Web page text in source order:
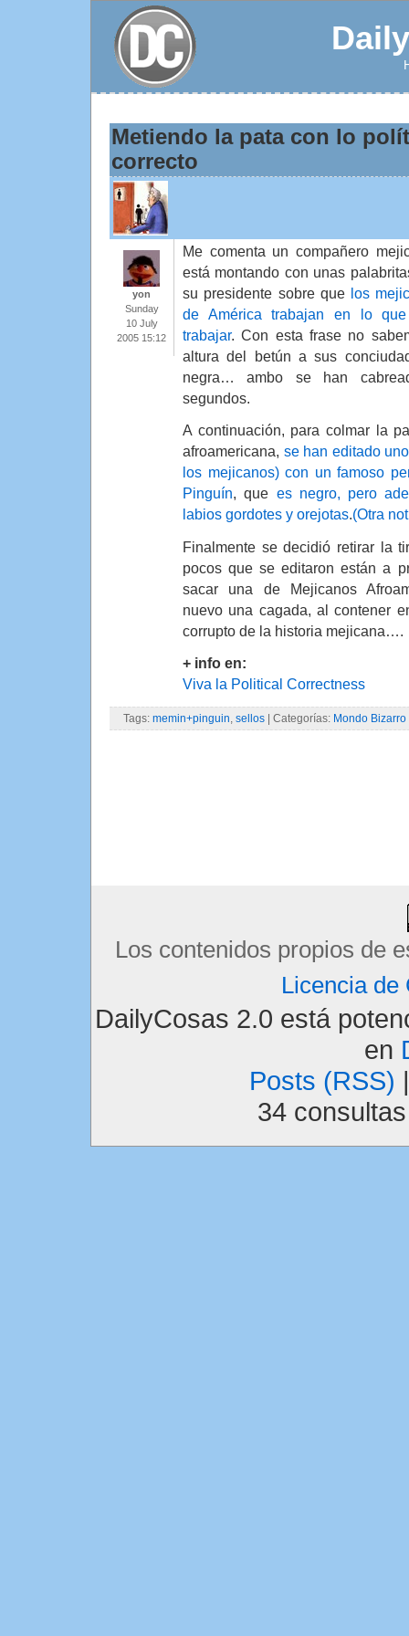
Metiendo la pata con lo
correcto
yon
Sunday
10 July
2005 15:12
Me comenta un compañero
está montando con unas
su presidente sobre que los
de América trabajan en lo
trabajar. Con esta frase no
altura del betún a sus
negra… ambo se han
segundos.
A continuación, para colmar la
afroamericana, se han editado
los mejicanos) con un famoso
Pinguín, que es negro, pero
labios gordotes y orejotas.(Otra
Finalmente se decidió retirar la
pocos que se editaron están a
sacar una de Mejicanos
nuevo una cagada, al contener
corrupto de la historia mejicana….
+ info en:
Viva la Political Correctness
Tags: memin+pinguin, sellos | Categorías: Mondo Bizarro
Los contenidos propios de
Licencia de
DailyCosas 2.0 está
en
Posts (RSS)
34